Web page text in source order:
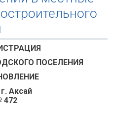
ПОСЕЛЕНИЯ
г. г. Аксай
472